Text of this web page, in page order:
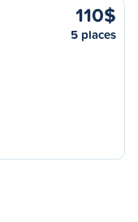
110$
5 places